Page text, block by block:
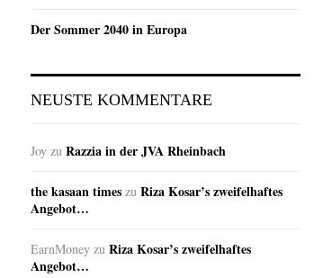
Der Sommer 2040 in Europa
NEUSTE KOMMENTARE
Joy zu Razzia in der JVA Rheinbach
the kasaan times zu Riza Kosar’s zweifelhaftes
Angebot…
EarnMoney zu Riza Kosar’s zweifelhaftes
Angebot…